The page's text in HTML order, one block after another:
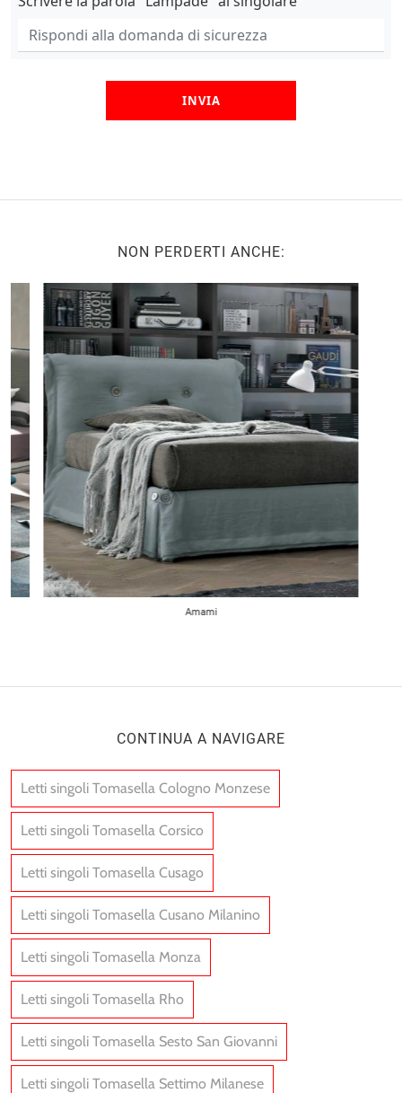
INVIA
NON PERDERTI ANCHE:
Amami
CONTINUA A NAVIGARE
Letti singoli Tomasella Cologno Monzese
Letti singoli Tomasella Corsico
Letti singoli Tomasella Cusago
Letti singoli Tomasella Cusano Milanino
Letti singoli Tomasella Monza
Letti singoli Tomasella Rho
Letti singoli Tomasella Sesto San Giovanni
Letti singoli Tomasella Settimo Milanese